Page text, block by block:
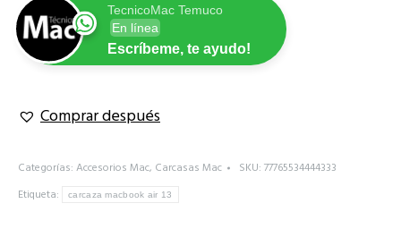
MacBook
Air
13
cantidad
TecnicoMac Temuco
En línea
Escríbeme, te ayudo!
Comprar después
Categorías: Accesorios Mac, Carcasas Mac SKU: 77765534444333
Etiqueta:
carcaza macbook air 13